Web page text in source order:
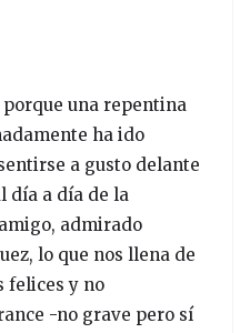
una repentina
ha ido
a gusto delante
día a día de la
admirado
lo que nos llena de
felices y no
-no grave pero sí